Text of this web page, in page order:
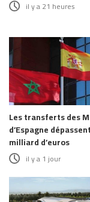
il y a 21 heures
Les transferts des
d’Espagne
milliard d’euros
il y a 1 jour